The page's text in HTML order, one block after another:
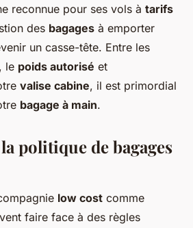
reconnue pour ses vols à tarifs
des bagages à emporter
un casse-tête. Entre les
le poids autorisé et
valise cabine, il est primordial
bagage à main.
politique de bagages
low cost comme
faire face à des règles